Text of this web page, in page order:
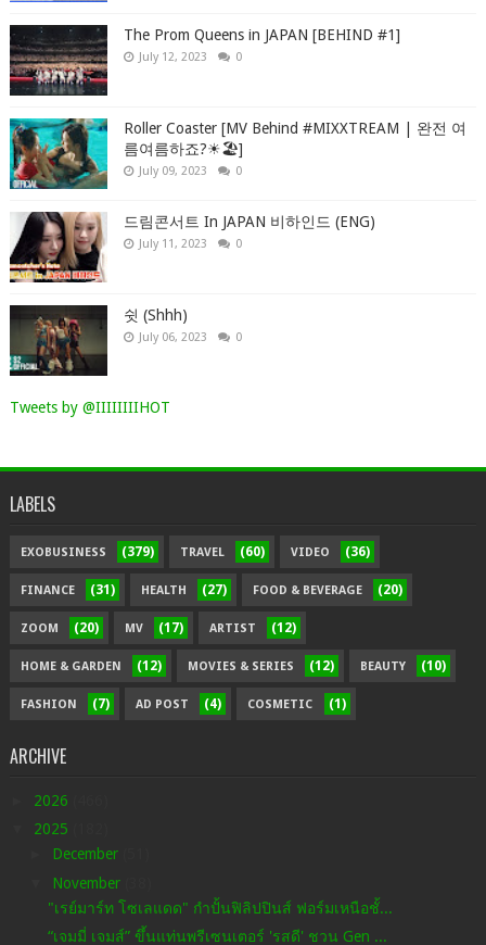
The Prom Queens in JAPAN [BEHIND #1]
July 12, 2023 0
Roller Coaster [MV Behind #MIXXTREAM | 완전 여
름여름하죠?☀🏖]
July 09, 2023 0
드림콘서트 In JAPAN 비하인드 (ENG)
July 11, 2023 0
쉿 (Shhh)
July 06, 2023 0
Tweets by @IIIIIIIIHOT
LABELS
EXOBUSINESS (379) TRAVEL (60) VIDEO (36)
FINANCE (31) HEALTH (27) FOOD & BEVERAGE (20)
ZOOM (20) MV (17) ARTIST (12)
HOME & GARDEN (12) MOVIES & SERIES (12) BEAUTY (10)
FASHION (7) AD POST (4) COSMETIC (1)
ARCHIVE
2026
2025
December
November
"เรย์มาร์ท โซเลแดด" กำปั้นฟิลิปปินส์ ฟอร์มเหนือชั้...
“เจมมี่ เจมส์” ขึ้นแท่นพรีเซนเตอร์ 'รสดี' ชวน Gen ...